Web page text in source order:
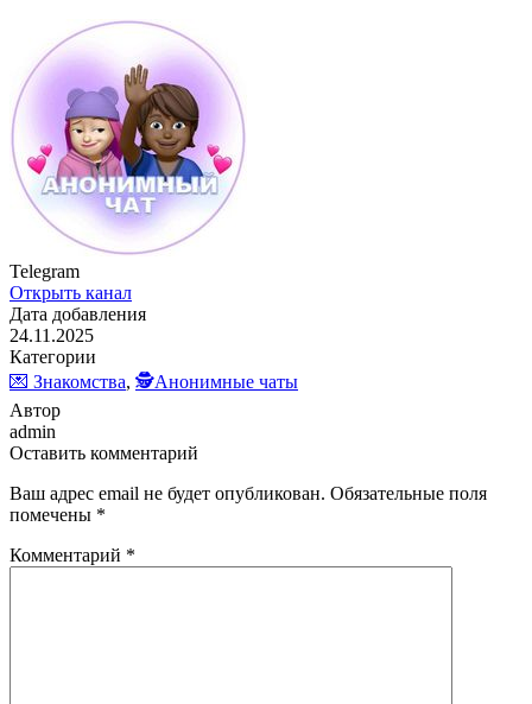
Telegram
Открыть канал
Дата добавления
24.11.2025
Категории
💌 Знакомства, 🕵️Анонимные чаты
Автор
admin
Оставить комментарий
Ваш адрес email не будет опубликован. Обязательные поля
помечены *
Комментарий *